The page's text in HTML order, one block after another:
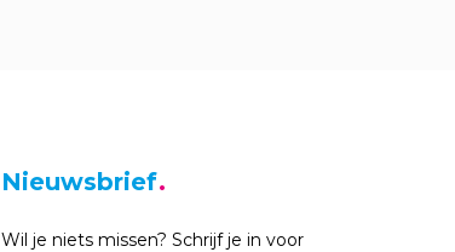
Nieuwsbrief
Wil je niets missen? Schrijf je in voor